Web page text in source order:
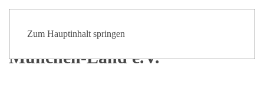
Zum Hauptinhalt springen